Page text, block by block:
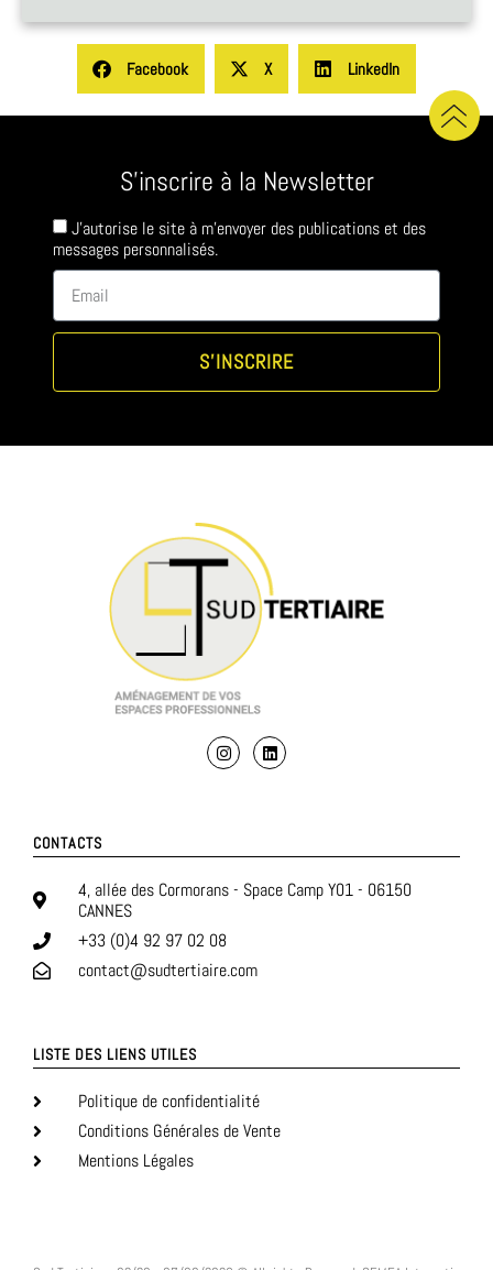
Facebook X LinkedIn
S'inscrire à la Newsletter
J'autorise le site à m'envoyer des publications et des
messages personnalisés.
S'INSCRIRE
CONTACTS
4, allée des Cormorans - Space Camp Y01 - 06150
CANNES
+33 (0)4 92 97 02 08
contact@sudtertiaire.com
LISTE DES LIENS UTILES
Politique de confidentialité
Conditions Générales de Vente
Mentions Légales